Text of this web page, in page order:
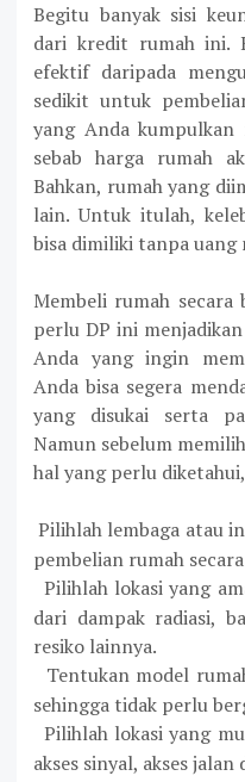
Begitu banyak sisi
dari kredit rumah ini.
efektif daripada
sedikit untuk
yang Anda
sebab harga rumah
Bahkan, rumah yang
lain. Untuk itulah,
bisa dimiliki tanpa uang
Membeli rumah secara
perlu DP ini
Anda yang ingin
Anda bisa segera
yang disukai serta
Namun sebelum
hal yang perlu
Pilihlah lembaga atau
pembelian rumah
Pilihlah lokasi yang
dari dampak radiasi,
resiko lainnya.
Tentukan model
sehingga tidak perlu
Pilihlah lokasi yang
akses sinyal, akses jalan